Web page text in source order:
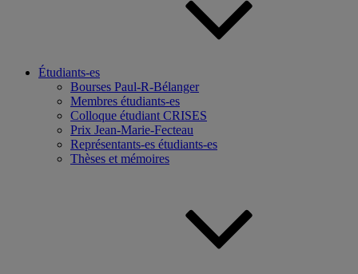
Étudiants-es
Bourses Paul-R-Bélanger
Membres étudiants-es
Colloque étudiant CRISES
Prix Jean-Marie-Fecteau
Représentants-es étudiants-es
Thèses et mémoires